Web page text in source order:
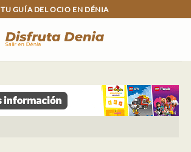
TU GUÍA DEL OCIO EN DÉNIA